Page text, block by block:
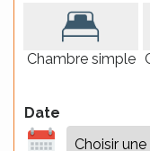
Chambre simple
Date